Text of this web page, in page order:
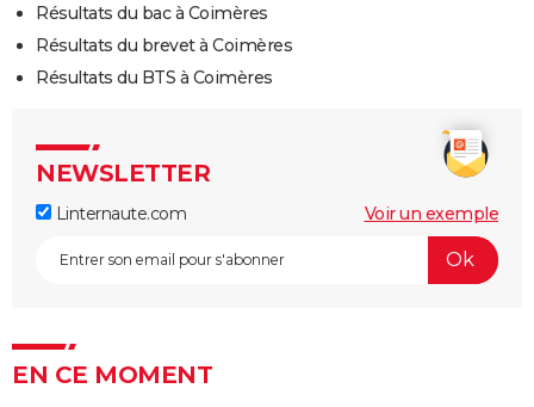
Résultats du bac à Coimères
Résultats du brevet à Coimères
Résultats du BTS à Coimères
NEWSLETTER
Linternaute.com Voir un exemple
EN CE MOMENT